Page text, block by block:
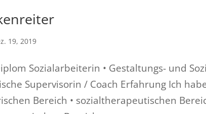
19, 2019
Sozialarbeiterin • Gestaltungs- und
Supervisorin / Coach Erfahrung Ich
Bereich • sozialtherapeutischen